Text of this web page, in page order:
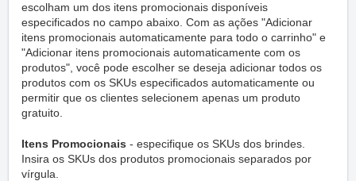
escolham um dos itens promocionais disponíveis
especificados no campo abaixo. Com as ações "Adicionar
itens promocionais automaticamente para todo o carrinho" e
"Adicionar itens promocionais automaticamente com os
produtos", você pode escolher se deseja adicionar todos os
produtos com os SKUs especificados automaticamente ou
permitir que os clientes selecionem apenas um produto
gratuito.
Itens Promocionais - especifique os SKUs dos brindes.
Insira os SKUs dos produtos promocionais separados por
vírgula.